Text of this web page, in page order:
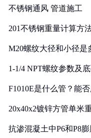
不锈钢通风 管道施工
201不锈钢重量计算方
M20螺纹大径和小径是
1-1/4 NPT螺纹参数及
F1010E是什么管？能
20x40x2镀锌方管单米
抗渗混凝土中P6和P8